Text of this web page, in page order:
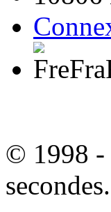
© 1998 -